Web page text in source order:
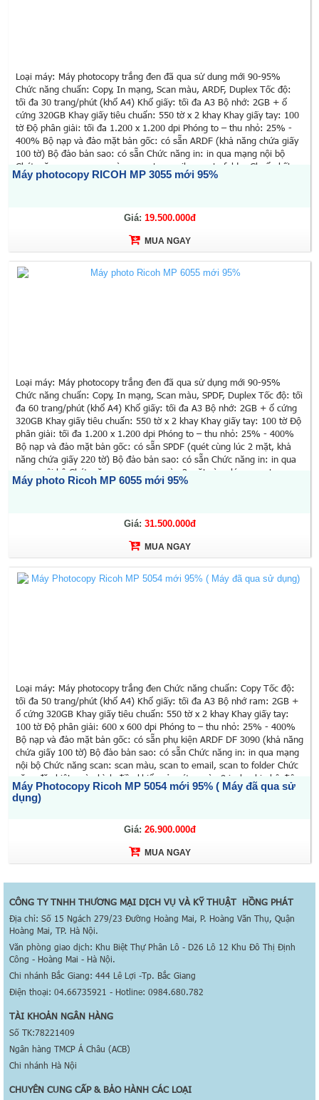
Loại máy: Máy photocopy trắng đen đã qua sử dung mới 90-95%
Chức năng chuẩn: Copy, In mạng, Scan màu, ARDF, Duplex Tốc độ:
tối đa 30 trang/phút (khổ A4) Khổ giấy: tối đa A3 Bộ nhớ: 2GB + ổ
cứng 320GB Khay giấy tiêu chuẩn: 550 tờ x 2 khay Khay giấy tay: 100
tờ Độ phân giải: tối đa 1.200 x 1.200 dpi Phóng to – thu nhỏ: 25% -
400% Bộ nạp và đảo mặt bản gốc: có sẵn ARDF (khả năng chứa giấy
100 tờ) Bộ đảo bản sao: có sẵn Chức năng in: in qua mạng nội bộ
Chức năng scan: scan màu, scan to email, scan to folder Chuẩn kết
nối: Ethernet 10 base-T/100 base-TX, Ethernet 1000 Base-T Chức
ổ đĩa di động USB Kích thước: 587 x 684 x 913 mm Trọng lượng: 71 kg
MP3554SP Bảo hành: 12 tháng (theo số bản chụp)
Máy photocopy RICOH MP 3055 mới 95%
Giá: 19.500.000đ
MUA NGAY
Loại máy: Máy photocopy trắng đen đã qua sử dụng mới 90-95%
Chức năng chuẩn: Copy, In mạng, Scan màu, SPDF, Duplex Tốc độ: tối
đa 60 trang/phút (khổ A4) Khổ giấy: tối đa A3 Bộ nhớ: 2GB + ổ cứng
320GB Khay giấy tiêu chuẩn: 550 tờ x 2 khay Khay giấy tay: 100 tờ Độ
phân giải: tối đa 1.200 x 1.200 dpi Phóng to – thu nhỏ: 25% - 400%
Bộ nạp và đảo mặt bản gốc: có sẵn SPDF (quét cùng lúc 2 mặt, khả
năng chứa giấy 220 tờ) Bộ đảo bản sao: có sẵn Chức năng in: in qua
mạng nội bộ Chức năng scan: scan màu 2 mặt cùng lúc, scan to
email, scan to folder Chuẩn kết nối: Ethernet 10/100/1000 Chức năng
ổ đĩa di động USB Kích thước: 587 x 684 x 913 mm. Trọng lượng: 71
MP6054SP Bảo hành: 12 tháng (theo số bản chụp)
Máy photo Ricoh MP 6055 mới 95%
Giá: 31.500.000đ
MUA NGAY
Loại máy: Máy photocopy trắng đen Chức năng chuẩn: Copy Tốc độ:
tối đa 50 trang/phút (khổ A4) Khổ giấy: tối đa A3 Bộ nhớ ram: 2GB +
ổ cứng 320GB Khay giấy tiêu chuẩn: 550 tờ x 2 khay Khay giấy tay:
100 tờ Độ phân giải: 600 x 600 dpi Phóng to – thu nhỏ: 25% - 400%
Bộ nạp và đảo mặt bản gốc: có sẵn phụ kiện ARDF DF 3090 (khả năng
chứa giấy 100 tờ) Bộ đảo bản sao: có sẵn Chức năng in: in qua mạng
nội bộ Chức năng scan: scan màu, scan to email, scan to folder Chức
năng đặc biệt: màn hình điều khiển cảm ứng màu 9 inch, chia bộ điện
tử, quét 1 lần sao chụp nhiều lần, quản lý người dùng Kích thước: 587
x 680 x 913 (mm) Trọng lượng: 68,5 kg
Máy Photocopy Ricoh MP 5054 mới 95% ( Máy đã qua sử
dụng)
Giá: 26.900.000đ
MUA NGAY
CÔNG TY TNHH THƯƠNG MẠI DỊCH VỤ VÀ KỸ THUẬT HỒNG PHÁT
Địa chỉ: Số 15 Ngách 279/23 Đường Hoàng Mai, P. Hoàng Văn Thụ, Quận
Hoàng Mai, TP. Hà Nội.
Văn phòng giao dịch: Khu Biệt Thự Phân Lô - D26 Lô 12 Khu Đô Thị Định
Công - Hoàng Mai - Hà Nội.
Chi nhánh Bắc Giang: 444 Lê Lợi -Tp. Bắc Giang
Điện thoại: 04.66735921 - Hotline: 0984.680.782
TÀI KHOẢN NGÂN HÀNG
Số TK:78221409
Ngân hàng TMCP Á Châu (ACB)
Chi nhánh Hà Nội
CHUYÊN CUNG CẤP & BẢO HÀNH CÁC LOẠI